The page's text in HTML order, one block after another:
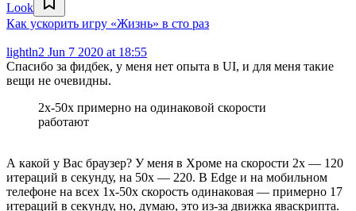
Look
Как ускорить игру «Жизнь» в сто раз
lightln2 Jun 7 2020 at 18:55
Спасибо за фидбек, у меня нет опыта в UI, и для меня такие
вещи не очевидны.
2х-50х примерно на одинаковой скорости
работают
А какой у Вас браузер? У меня в Хроме на скорости 2x — 120
итераций в секунду, на 50x — 220. В Edge и на мобильном
телефоне на всех 1x-50x скорость одинаковая — примерно 17
итераций в секунду, но, думаю, это из-за движка яваскрипта.